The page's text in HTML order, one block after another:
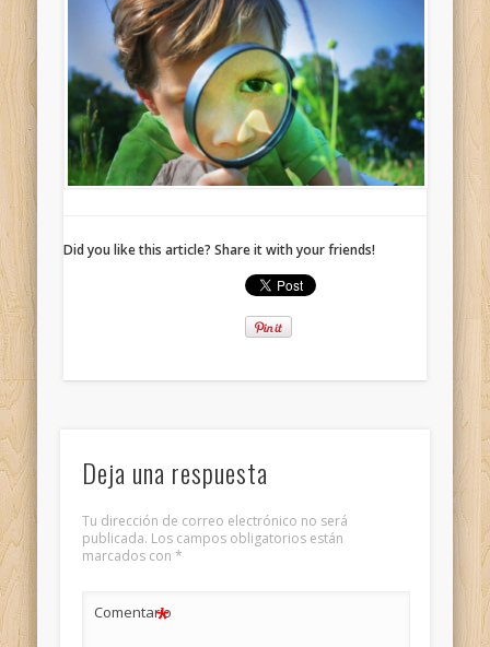
Did you like this article? Share it with your friends!
Deja una respuesta
Tu dirección de correo electrónico no será
publicada. Los campos obligatorios están
marcados con *
Comentario
*